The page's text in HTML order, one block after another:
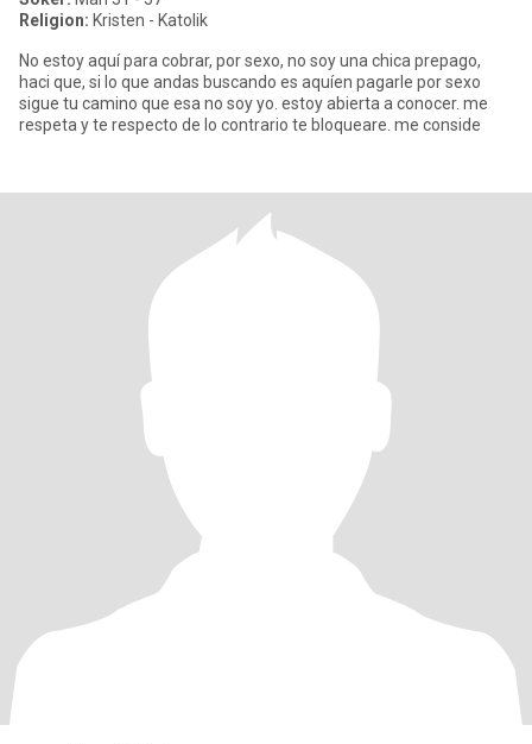
Religion: Kristen - Katolik
No estoy aquí para cobrar, por sexo, no soy una chica prepago,
haci que, si lo que andas buscando es aquíen pagarle por sexo
sigue tu camino que esa no soy yo. estoy abierta a conocer. me
respeta y te respecto de lo contrario te bloqueare. me conside